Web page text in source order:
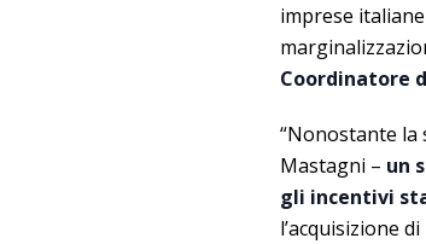
imprese
Coordinatore
“Nonostante
Mastagni – un
gli incentivi
l’acquisizione